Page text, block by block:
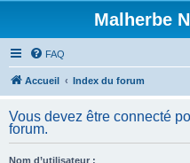
Malherbe
FAQ
Accueil Index du forum
Vous devez être connecté
forum.
Nom d’utilisateur :